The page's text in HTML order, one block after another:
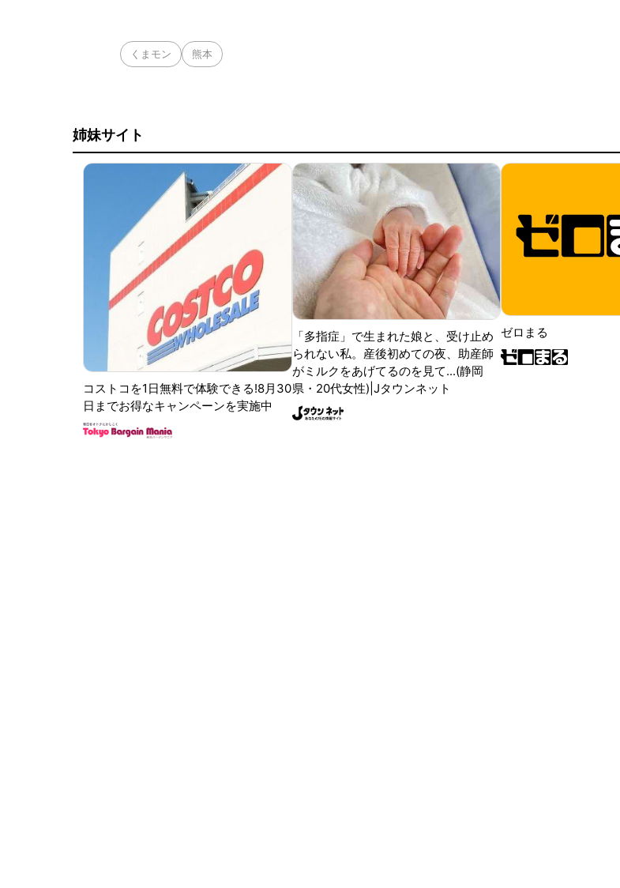
くまモン 熊本
姉妹サイト
コストコを1日無料で体験できる!8月30
日までお得なキャンペーンを実施中
「多指症」で生まれた娘と、受け止め
られない私。産後初めての夜、助産師
がミルクをあげてるのを見て...(静岡
県・20代女性)|Jタウンネット
ゼロまる